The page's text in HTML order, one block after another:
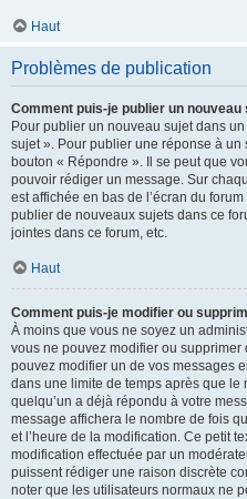
Haut
Problèmes de publication
Comment puis-je publier un nouveau
Pour publier un nouveau sujet dans
sujet ». Pour publier une réponse à
bouton « Répondre ». Il se peut que
pouvoir rédiger un message. Sur
est affichée en bas de l’écran du
publier de nouveaux sujets dans ce
jointes dans ce forum, etc.
Haut
Comment puis-je modifier ou
À moins que vous ne soyez un
vous ne pouvez modifier ou
pouvez modifier un de vos messages
dans une limite de temps après que le
quelqu’un a déjà répondu à votre
message affichera le nombre de fois
et l’heure de la modification. Ce petit
modification effectuée par un
puissent rédiger une raison discrète
noter que les utilisateurs normaux ne